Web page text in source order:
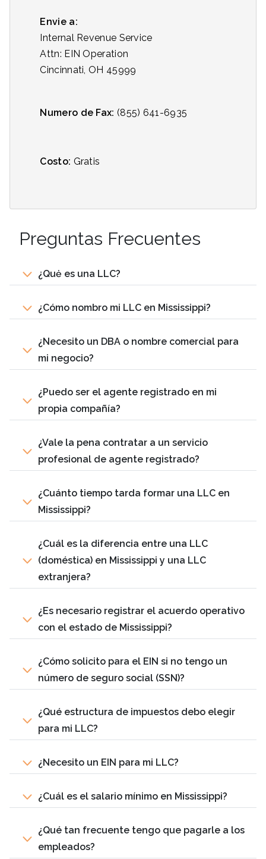
Envie a:
Internal Revenue Service
Attn: EIN Operation
Cincinnati, OH 45999
Numero de Fax: (855) 641-6935
Costo: Gratis
Preguntas Frecuentes
¿Quė es una LLC?
¿Cómo nombro mi LLC en Mississippi?
¿Necesito un DBA o nombre comercial para
mi negocio?
¿Puedo ser el agente registrado en mi
propia compañía?
¿Vale la pena contratar a un servicio
profesional de agente registrado?
¿Cuánto tiempo tarda formar una LLC en
Mississippi?
¿Cuál es la diferencia entre una LLC
(doméstica) en Mississippi y una LLC
extranjera?
¿Es necesario registrar el acuerdo operativo
con el estado de Mississippi?
¿Cómo solicito para el EIN si no tengo un
número de seguro social (SSN)?
¿Qué estructura de impuestos debo elegir
para mi LLC?
¿Necesito un EIN para mi LLC?
¿Cuál es el salario mínimo en Mississippi?
¿Qué tan frecuente tengo que pagarle a los
empleados?